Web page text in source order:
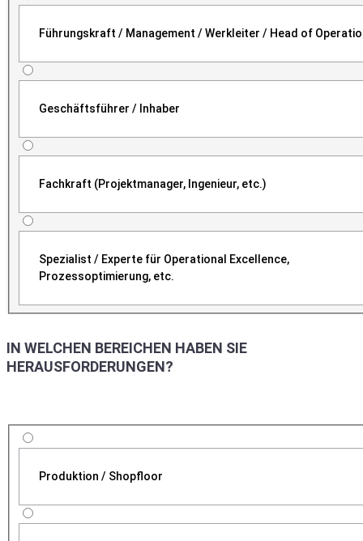
Führungskraft / Management / Werkleiter / Head of
Geschäftsführer / Inhaber
Fachkraft (Projektmanager, Ingenieur, etc.)
Spezialist / Experte für Operational Excellence,
Prozessoptimierung, etc.
IN WELCHEN BEREICHEN HABEN SIE
HERAUSFORDERUNGEN?
Produktion / Shopfloor